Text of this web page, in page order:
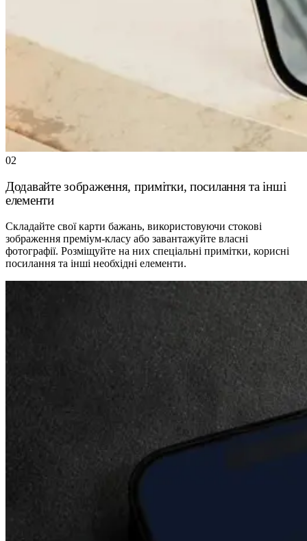
02
Додавайте зображення, примітки, посилання та інші
елементи
Складайте свої карти бажань, використовуючи стокові
зображення преміум-класу або завантажуйте власні
фотографії. Розміщуйте на них спеціальні примітки, корисні
посилання та інші необхідні елементи.